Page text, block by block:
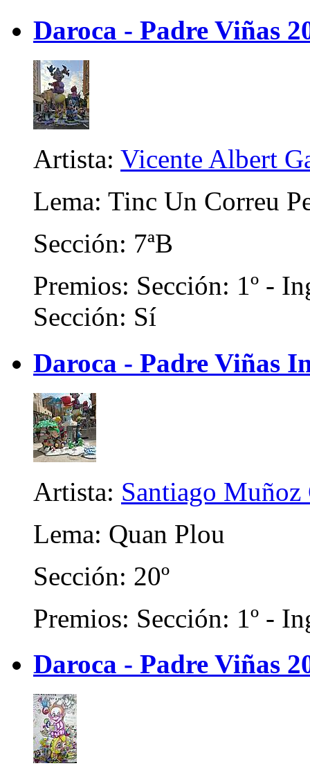
Daroca - Padre Viñas
Artista: Vicente Albert
Lema: Tinc Un Correu
Sección: 7ªB
Premios: Sección: 1º -
Sección: Sí
Daroca - Padre Viñas
Artista: Santiago
Lema: Quan Plou
Sección: 20º
Premios: Sección: 1º -
Daroca - Padre Viñas